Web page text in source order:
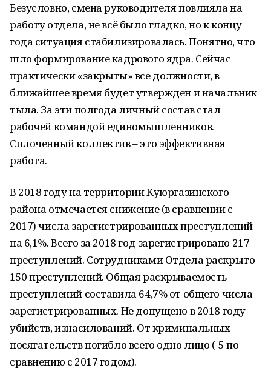
Безусловно, смена руководителя повли­яла на
работу отдела, не всё было гладко, но к концу
года ситуация стабилизировалась. Понятно, что
шло формирование кадро­вого ядра. Сейчас
практически «закрыты» все должности, в
ближайшее время будет утвержден и начальник
тыла. За эти полго­да личный состав стал
рабочей командой единомышленников.
Сплоченный коллек­тив – это эффективная
работа.
В 2018 году на территории Куюргазин­ского
района отмечается снижение (в срав­нении с
2017) числа зарегистрированных преступлений
на 6,1%. Всего за 2018 год за­регистрировано 217
преступлений. Сотруд­никами Отдела раскрыто
150 преступле­ний. Общая раскрываемость
преступле­ний составила 64,7% от общего числа
заре­гистрированных. Не допущено в 2018 году
убийств, изнасилований. От криминальных
посягательств погибло всего одно лицо (-5 по
сравнению с 2017 годом).